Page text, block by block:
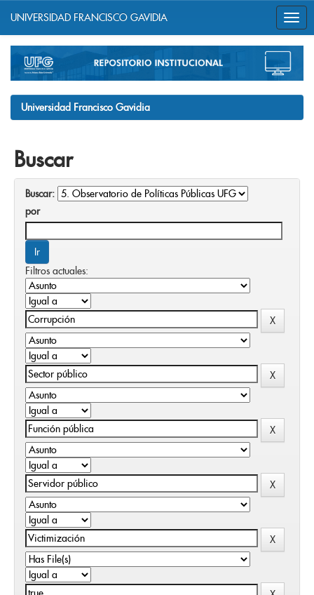
navigation
UNIVERSIDAD FRANCISCO GAVIDIA
Universidad Francisco Gavidia
Buscar
Buscar:
por
Filtros actuales: